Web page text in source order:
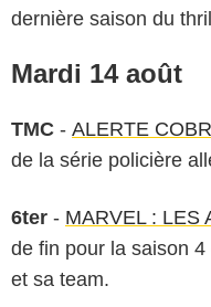
dernière saison du
Mardi 14 août
TMC - ALERTE
de la série policière
6ter - MARVEL : LES
de fin pour la saison
et sa team.